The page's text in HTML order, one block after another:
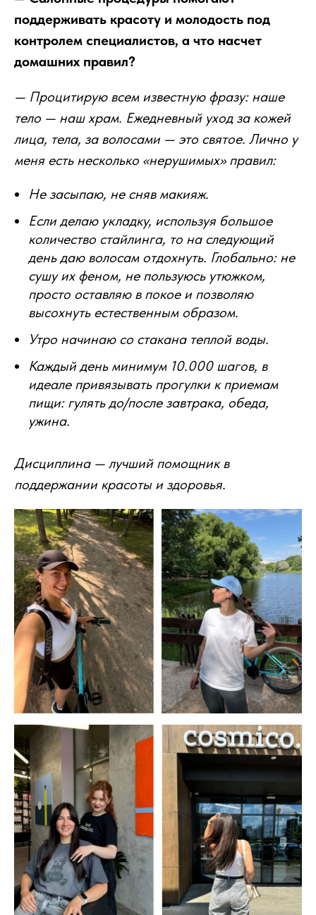
поддерживать красоту и молодость под
контролем специалистов, а что насчет
домашних правил?
— Процитирую всем известную фразу: наше
тело — наш храм. Ежедневный уход за кожей
лица, тела, за волосами — это святое. Лично у
меня есть несколько «нерушимых» правил:
Не засыпаю, не сняв макияж.
Если делаю укладку, используя большое
количество стайлинга, то на следующий
день даю волосам отдохнуть. Глобально: не
сушу их феном, не пользуюсь утюжком,
просто оставляю в покое и позволяю
высохнуть естественным образом.
Утро начинаю со стакана теплой воды.
Каждый день минимум 10.000 шагов, в
идеале привязывать прогулки к приемам
пищи: гулять до/после завтрака, обеда,
ужина.
Дисциплина — лучший помощник в
поддержании красоты и здоровья.